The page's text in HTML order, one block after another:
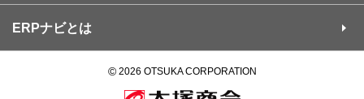
ERPナビとは
©2026 OTSUKA CORPORATION